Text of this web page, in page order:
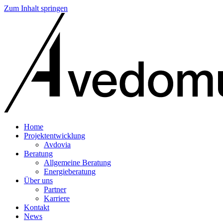
Zum Inhalt springen
Home
Projektentwicklung
Avdovia
Beratung
Allgemeine Beratung
Energieberatung
Über uns
Partner
Karriere
Kontakt
News